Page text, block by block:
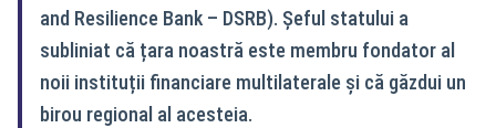
and Resilience Bank – DSRB). Șeful statului a
subliniat că țara noastră este membru fondator al
noii instituții financiare multilaterale și că găzdui un
birou regional al acesteia.